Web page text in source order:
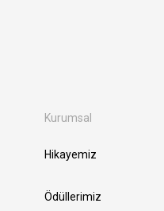
Kurumsal
Hikayemiz
Ödüllerimiz